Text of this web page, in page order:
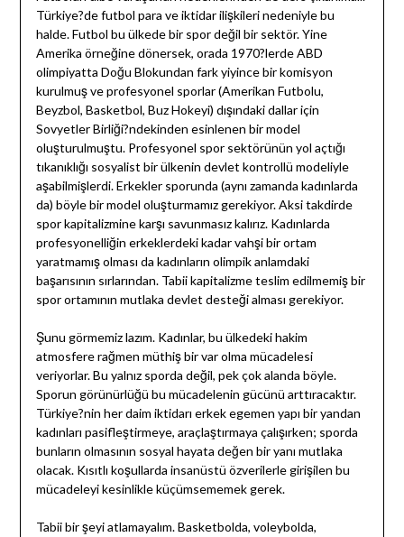
Türkiye?de futbol para ve iktidar ilişkileri nedeniyle bu
halde. Futbol bu ülkede bir spor değil bir sektör. Yine
Amerika örneğine dönersek, orada 1970?lerde ABD
olimpiyatta Doğu Blokundan fark yiyince bir komisyon
kurulmuş ve profesyonel sporlar (Amerikan Futbolu,
Beyzbol, Basketbol, Buz Hokeyi) dışındaki dallar için
Sovyetler Birliği?ndekinden esinlenen bir model
oluşturulmuştu. Profesyonel spor sektörünün yol açtığı
tıkanıklığı sosyalist bir ülkenin devlet kontrollü modeliyle
aşabilmişlerdi. Erkekler sporunda (aynı zamanda kadınlarda
da) böyle bir model oluşturmamız gerekiyor. Aksi takdirde
spor kapitalizmine karşı savunmasız kalırız. Kadınlarda
profesyonelliğin erkeklerdeki kadar vahşi bir ortam
yaratmamış olması da kadınların olimpik anlamdaki
başarısının sırlarından. Tabii kapitalizme teslim edilmemiş bir
spor ortamının mutlaka devlet desteği alması gerekiyor.
Şunu görmemiz lazım. Kadınlar, bu ülkedeki hakim
atmosfere rağmen müthiş bir var olma mücadelesi
veriyorlar. Bu yalnız sporda değil, pek çok alanda böyle.
Sporun görünürlüğü bu mücadelenin gücünü arttıracaktır.
Türkiye?nin her daim iktidarı erkek egemen yapı bir yandan
kadınları pasifleştirmeye, araçlaştırmaya çalışırken; sporda
bunların olmasının sosyal hayata değen bir yanı mutlaka
olacak. Kısıtlı koşullarda insanüstü özverilerle girişilen bu
mücadeleyi kesinlikle küçümsememek gerek.
Tabii bir şeyi atlamayalım. Basketbolda, voleybolda,